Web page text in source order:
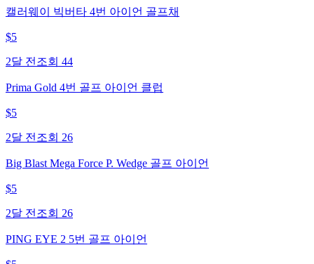
캘러웨이 빅버타 4번 아이언 골프채
$5
2달 전 조회 44
Prima Gold 4번 골프 아이언 클럽
$5
2달 전 조회 26
Big Blast Mega Force P. Wedge 골프 아이언
$5
2달 전 조회 26
PING EYE 2 5번 골프 아이언